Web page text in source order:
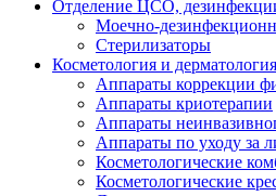
Отделение ЦСО,
Моечно-
Стерилизаторы
Косметология и дерматология
Аппараты коррекции
Аппараты криотерапии
Аппараты
Аппараты по уходу за
Косметологические
Косметологические